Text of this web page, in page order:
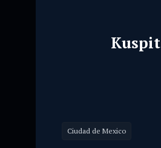
Kuspit
Ciudad de Mexico